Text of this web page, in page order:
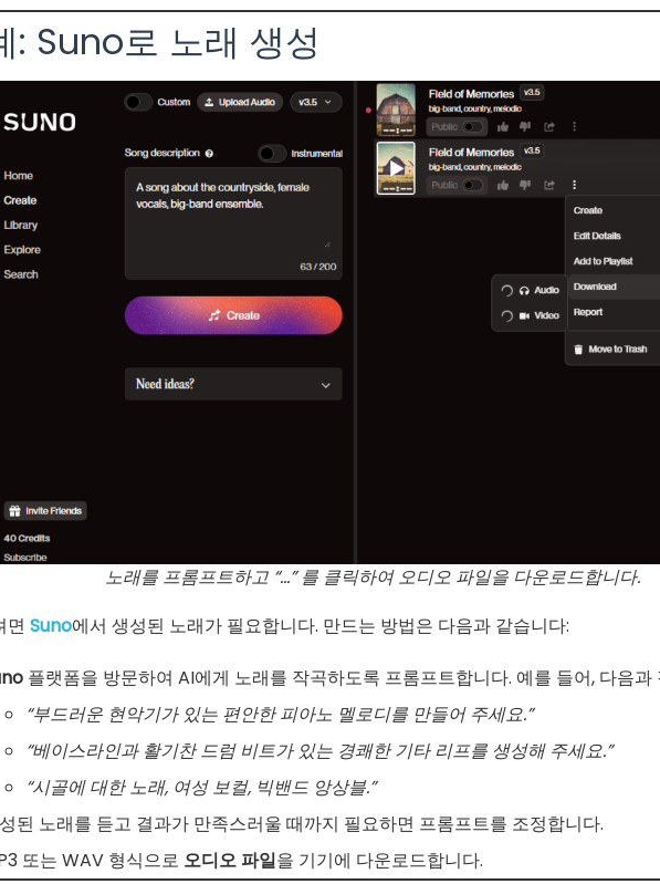
: Suno로 노래 생성
노래를 프롬프트하고 “…” 를 클릭하여 오디오 파일을 다운로드합니다.
면 Suno에서 생성된 노래가 필요합니다. 만드는 방법은 다음과 같습니다:
플랫폼을 방문하여 AI에게 노래를 작곡하도록 프롬프트합니다. 예를 들어, 다음과
“부드러운 현악기가 있는 편안한 피아노 멜로디를 만들어 주세요.”
“베이스라인과 활기찬 드럼 비트가 있는 경쾌한 기타 리프를 생성해 주세요.”
“시골에 대한 노래, 여성 보컬, 빅밴드 앙상블.”
된 노래를 듣고 결과가 만족스러울 때까지 필요하면 프롬프트를 조정합니다.
또는 WAV 형식으로 오디오 파일을 기기에 다운로드합니다.